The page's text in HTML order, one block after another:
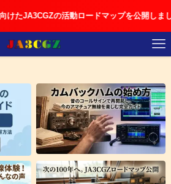
の活動ロードマップを公開しました